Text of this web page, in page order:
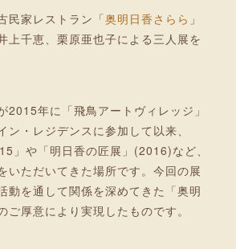
民家レストラン「奥明日香さらら 」
上千恵、栗原亜也子による三人展を
2015年に「飛鳥アートヴィレッジ」
ン・レジデンスに参加して以来、
」や「明日香の匠展」(2016)など、
いただいてきた場所です。今回の展
動を通して関係を深めてきた「奥明
ご厚意により実現したものです。